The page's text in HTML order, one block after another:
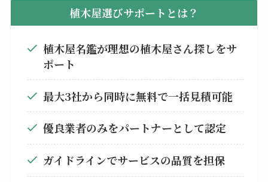
植木屋選びサポートとは？
植木屋名鑑が理想の植木屋さん探しをサ
ポート
最大3社から同時に無料で一括見積可能
優良業者のみをパートナーとして認定
ガイドラインでサービスの品質を担保